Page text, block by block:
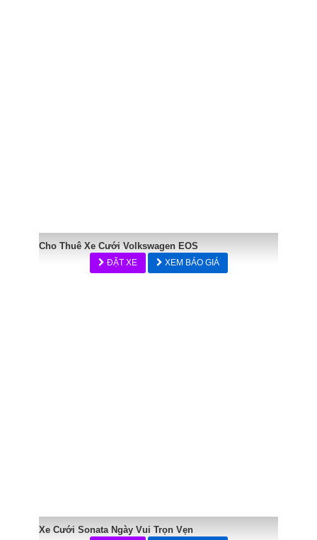
Cho Thuê Xe Cưới Volkswagen EOS
ĐẶT XE XEM BÁO GIÁ
Xe Cưới Sonata Ngày Vui Trọn Vẹn